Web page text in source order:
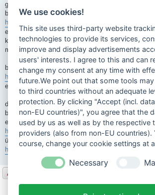
gehabt
bei ihm läuft es ja sceinbar
https://www.youtube.com/watch?v=dnzoTwW ...
eigentlich kommt die entwicklung dieser zündschips
kettensägen...da funktionieren die auch...aber die
magnet. damit scheinen die nicht zu überhitzen
bei ihm läuft es ja scheinbar ok
https://www.youtube.com/watch?v=dnzoTwW ...
es gibt bei puch aber auch polradeckel mit belüftung
die VEC spule gibts auch schon länger...ich kann da
begeisterungsstürme in google finden...
es gibt für das geld schon bessere zündungen
https://www.ebay.de/itm/283373763989 ....da wäre
überlegung wert
https://www.mofastuebchen.de/de/1a-hq-c ...
Antworten
10 Beiträge • Seite1von1
We use cookies!
This site uses third-party website
technologies to provide its services,
improve and display advertisements
users' interests. I agree to this and can
change my consent at any time with
future.We point out that some tools
to third countries without an adequate
protection. By clicking "Accept (incl.
non-EU countries)", you agree that the
used by us as well as by the respective
providers (also from non-EU countries).
course, change your cookie settings at
Necessary